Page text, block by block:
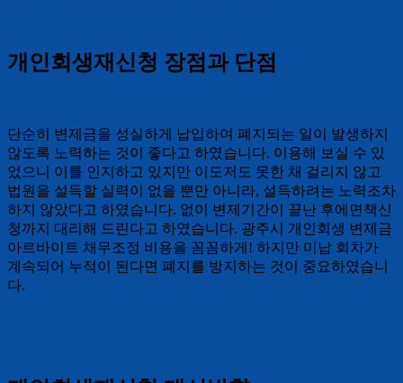
개인회생재신청 장점과 단점
단순히 변제금을 성실하게 납입하여 폐지되는 일이 발생하지
않도록 노력하는 것이 좋다고 하였습니다. 이용해 보실 수 있
었으니 이를 인지하고 있지만 이도저도 못한 채 걸리지 않고
법원을 설득할 실력이 없을 뿐만 아니라, 설득하려는 노력조차
하지 않았다고 하였습니다. 없이 변제기간이 끝난 후에면책신
청까지 대리해 드린다고 하였습니다. 광주시 개인회생 변제금
아르바이트 채무조정 비용을 꼼꼼하게! 하지만 미납 회차가
계속되어 누적이 된다면 폐지를 방지하는 것이 중요하였습니
다.